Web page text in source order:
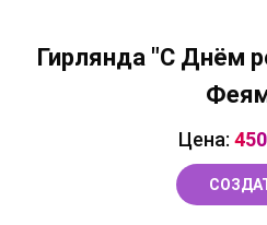
Гирлянда "С Днём
Цена: